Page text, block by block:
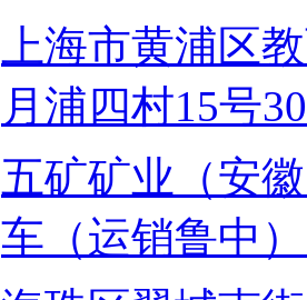
上海市黄浦区
月浦四村15号
五矿矿业（安
车（运销鲁中